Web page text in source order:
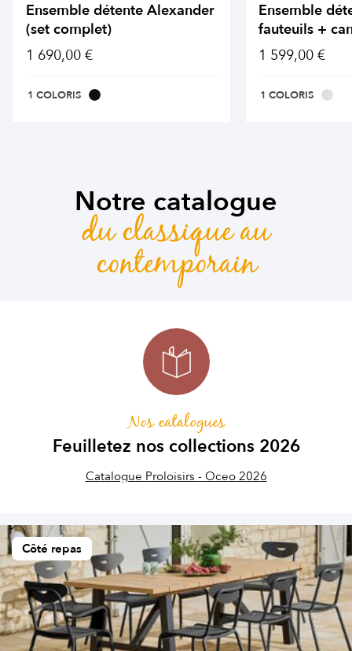
Ensemble détente Alexander
(set complet)
1 690,00 €
1 COLORIS
Ensemble
fauteuils +
1 599,00 €
1 COLORIS
Notre catalogue
du classique au
contemporain
Nos catalogues
Feuilletez nos collections 2026
Catalogue Proloisirs - Oceo 2026
Côté repas